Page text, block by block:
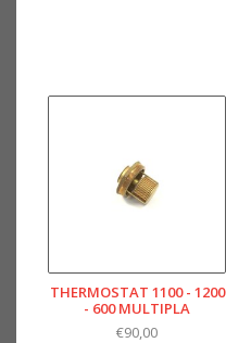
THERMOSTAT 1100 - 1200
- 600 MULTIPLA
€90,00